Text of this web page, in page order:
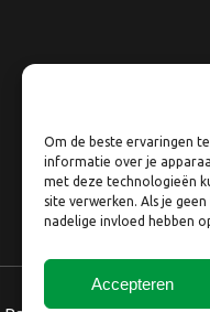
Om de beste ervaringen
informatie over je
met deze technologieën
site verwerken. Als je
nadelige invloed hebben
Accepteren